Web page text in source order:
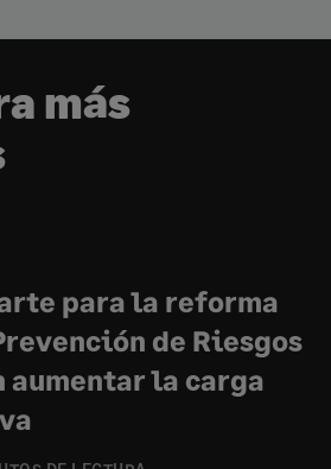
más
para la reforma
de Riesgos
aumentar la carga